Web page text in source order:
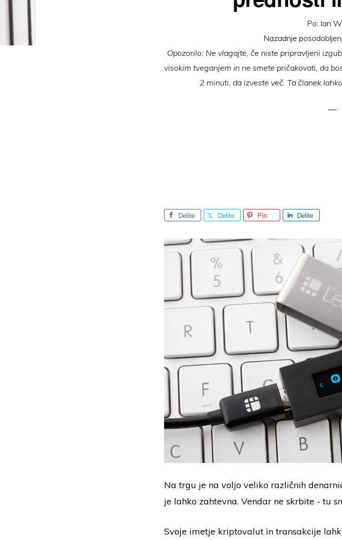
Po: Ian
Nazadnje
Opozorilo: Ne vlagajte, če niste pripravljeni
visokim tveganjem in ne smete pričakovati, da
2 minuti, da izveste več. Ta članek
Delite Delite Pin Delite
Na trgu je na voljo veliko različnih
je lahko zahtevna. Vendar ne skrbite - tu
Svoje imetje kriptovalut in transakcije